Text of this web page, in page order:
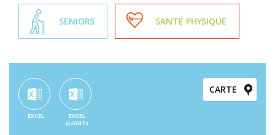
SENIORS SANTÉ PHYSIQUE
CARTE
EXCEL
EXCEL
(LIGHT)